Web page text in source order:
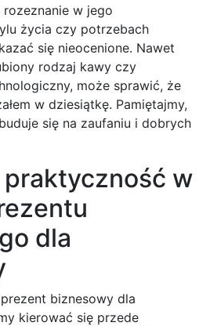
w jego
życia czy potrzebach
się nieocenione. Nawet
rodzaj kawy czy
może sprawić, że
w dziesiątkę. Pamiętajmy,
się na zaufaniu i dobrych
praktyczność w
dla
biznesowy dla
kierować się przede